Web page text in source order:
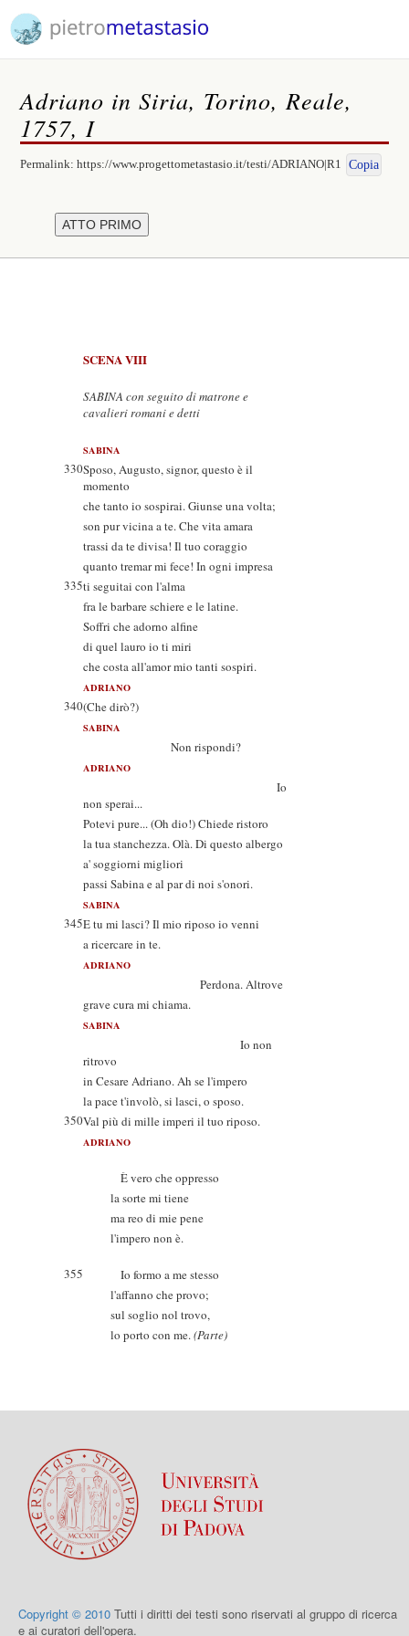
Adriano in Siria, Torino, Reale,
1757, I
Permalink:https://www.progettometastasio.it/testi/ADRIANO|R1 Copia
SCENA VIII
SABINA con seguito di matrone e
cavalieri romani e detti
SABINA
330Sposo, Augusto, signor, questo è il
momento
che tanto io sospirai. Giunse una volta;
son pur vicina a te. Che vita amara
trassi da te divisa! Il tuo coraggio
quanto tremar mi fece! In ogni impresa
335ti seguitai con l'alma
fra le barbare schiere e le latine.
Soffri che adorno alfine
di quel lauro io ti miri
che costa all'amor mio tanti sospiri.
ADRIANO
340(Che dirò?)
SABINA
Non rispondi?
ADRIANO
Io
non sperai...
Potevi pure... (Oh dio!) Chiede ristoro
la tua stanchezza. Olà. Di questo albergo
a' soggiorni migliori
passi Sabina e al par di noi s'onori.
SABINA
345E tu mi lasci? Il mio riposo io venni
a ricercare in te.
ADRIANO
Perdona. Altrove
grave cura mi chiama.
SABINA
Io non
ritrovo
in Cesare Adriano. Ah se l'impero
la pace t'involò, si lasci, o sposo.
350Val più di mille imperi il tuo riposo.
ADRIANO
È vero che oppresso
la sorte mi tiene
ma reo di mie pene
l'impero non è.
355
Io formo a me stesso
l'affanno che provo;
sul soglio nol trovo,
lo porto con me.(Parte)
Copyright © 2010 Tutti i diritti dei testi sono riservati al gruppo di ricerca
e ai curatori dell'opera.